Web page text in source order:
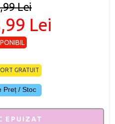
Lei
Lei
GRATUIT
Preț / Stoc
EPUIZAT